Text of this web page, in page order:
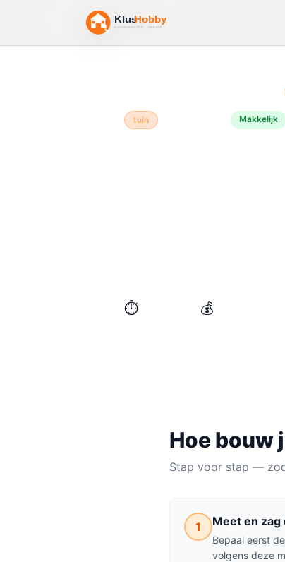
tuin Makkelijk
⏱️ 💰
Hoe bouw
Stap voor stap —
1 Meet en zag
Bepaal eerst
volgens deze